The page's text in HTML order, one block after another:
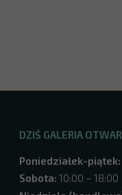
DZIŚ GALERIA
Poniedziałek-piątek:
Sobota: 10:00 – 18:00